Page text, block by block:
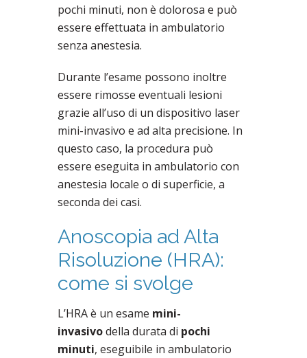
pochi minuti, non è dolorosa e può
essere effettuata in ambulatorio
senza anestesia.
Durante l’esame possono inoltre
essere rimosse eventuali lesioni
grazie all’uso di un dispositivo laser
mini-invasivo e ad alta precisione. In
questo caso, la procedura può
essere eseguita in ambulatorio con
anestesia locale o di superficie, a
seconda dei casi.
Anoscopia ad Alta
Risoluzione (HRA):
come si svolge
L’HRA è un esame mini-
invasivodella durata di pochi
minuti, eseguibile in ambulatorio